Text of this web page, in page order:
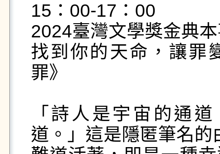
15：00-17：00
2024臺灣文學獎金典
找到你的天命，讓罪
罪》
「詩人是宇宙的通
道。」這是隱匿筆名的